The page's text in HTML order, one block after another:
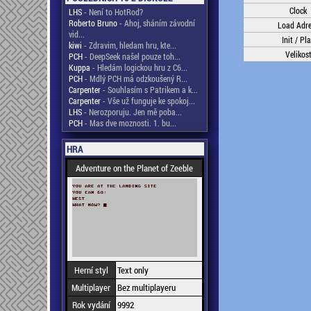
LHS- Není to HotRod?
Roberto Bruno- Ahoj, sháním závodní
vid...
kiwi - Zdravim, hledam hru, kte...
PCH- DeepSeek našel pouze toh...
Kuppa - Hledám logickou hru z C6...
PCH- Mdlý PCH má odzkoušený R...
Carpenter- Souhlasím s Patrikem a k...
Carpenter- Vše už funguje ke spokoj...
LHS- Nerozporuju. Jen mě poba...
PCH- Mas dve moznosti. 1. bu...
HRA
Adventure on the Planet of Zeeble
Herní styl
Text only
Multiplayer Bez multiplayeru
Rok vydání 9992
Clock
Load
Init /
Velikost